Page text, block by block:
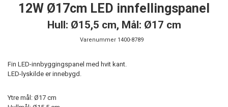
12W Ø17cm LED innfellingspanel
Hull: Ø15,5 cm, Mål: Ø17 cm
Varenummer 1400-8789
Fin LED-innbyggingspanel med hvit kant.
LED-lyskilde er innebygd.
Ytre mål: Ø17 cm